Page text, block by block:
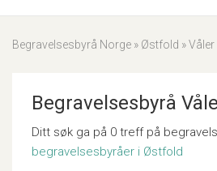
Begravelsesbyrå Norge » Østfold »Våler
Begravelsesbyrå
Ditt søk ga på 0 treff på
begravelsesbyråer i Østfold